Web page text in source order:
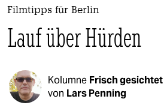
themen
politik
öko
gesellschaft
Filmtipps für Berlin
Lauf über Hürden
Kolumne Frisch gesichtet
von Lars Penning